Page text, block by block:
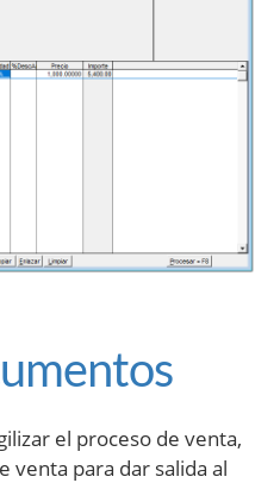
el proceso de venta,
venta para dar salida al